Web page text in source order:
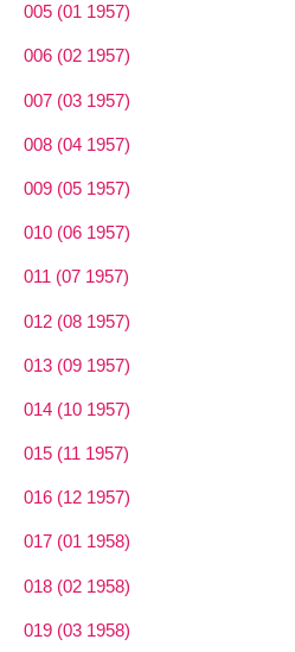
005 (01 1957)
006 (02 1957)
007 (03 1957)
008 (04 1957)
009 (05 1957)
010 (06 1957)
011 (07 1957)
012 (08 1957)
013 (09 1957)
014 (10 1957)
015 (11 1957)
016 (12 1957)
017 (01 1958)
018 (02 1958)
019 (03 1958)